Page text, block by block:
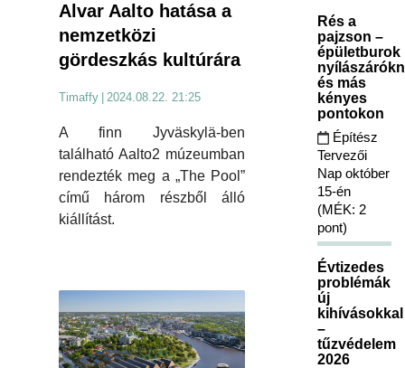
Alvar Aalto hatása a
nemzetközi
gördeszkás kultúrára
Timaffy 2024.08.22. 21:25
A finn Jyväskylä-ben
található Aalto2 múzeumban
rendezték meg a „The Pool”
című három részből álló
kiállítást.
Rés a
pajzson –
épületburok
és más
kényes
pontokon
Építész
Tervezői
Nap október
15-én
(MÉK: 2
pont)
Évtizedes
problémák
új
kihívásokkal
–
tűzvédelem
2026